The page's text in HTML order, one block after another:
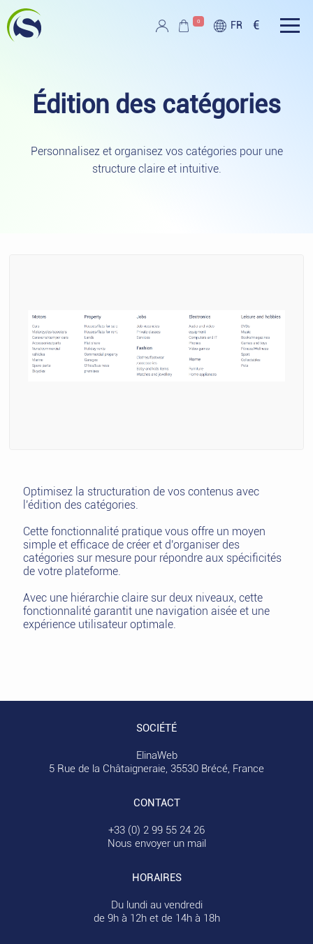
Aller au contenu principal
0 FR €
Édition des catégories
Personnalisez et organisez vos catégories pour une
structure claire et intuitive.
Optimisez la structuration de vos contenus avec
l'édition des catégories.
Cette fonctionnalité pratique vous offre un moyen
simple et efficace de créer et d'organiser des
catégories sur mesure pour répondre aux spécificités
de votre plateforme.
Avec une hiérarchie claire sur deux niveaux, cette
fonctionnalité garantit une navigation aisée et une
expérience utilisateur optimale.
SOCIÉTÉ
ElinaWeb
5 Rue de la Châtaigneraie, 35530 Brécé, France
CONTACT
+33 (0) 2 99 55 24 26
Nous envoyer un mail
HORAIRES
Du lundi au vendredi
de 9h à 12h et de 14h à 18h